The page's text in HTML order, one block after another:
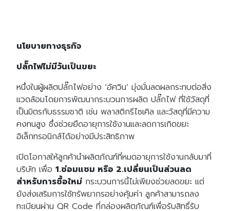
นโยบายทางธุรกิจ
ปลั๊กไฟไม่มีวันเป็นขยะ
หนึ่งในผู้ผลิตปลั๊กไฟอย่าง ‘อัศวิน’ มุ่งมั่นลดผลกระทบต่อสิ่ง
แวดล้อมโดยการพัฒนากระบวนการผลิต ปลั๊กไฟ ที่ใช้วัสดุที่
เป็นมิตรกับธรรมชาติ เช่น พลาสติกรีไซเคิล และวัสดุที่มีความ
คงทนสูง ซึ่งช่วยยืดอายุการใช้งานและลดการเกิดขยะ
อิเล็กทรอนิกส์ได้อย่างมีประสิทธิภาพ
เปิดโอกาสให้ลูกค้านำผลิตภัณฑ์ที่หมดอายุการใช้งานกลับมาที่
บริษัท เพื่อ 1.ซ่อมแซม หรือ 2.เปลี่ยนเป็นส่วนลด
สำหรับการซื้อใหม่ กระบวนการนี้ไม่เพียงช่วยลดขยะ แต่
ยังส่งเสริมการใช้ทรัพยากรอย่างคุ้มค่า ลูกค้าสามารถลง
ทะเบียนผ่าน QR Code ที่กล่องผลิตภัณฑ์เพื่อรับสิทธิ์รับ